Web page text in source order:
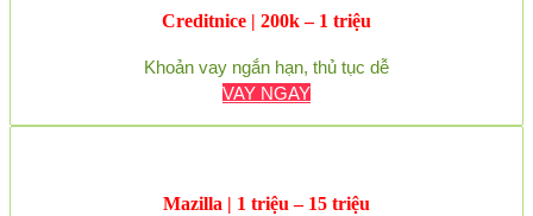
Creditnice | 200k – 1 triệu
Khoản vay ngắn hạn, thủ tục dễ
VAY NGAY
Mazilla | 1 triệu – 15 triệu